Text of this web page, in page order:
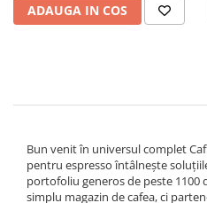
ADAUGA IN COS
Bun venit în universul complet
pentru espresso întâlnește
portofoliu generos de peste
simplu magazin de cafea, ci